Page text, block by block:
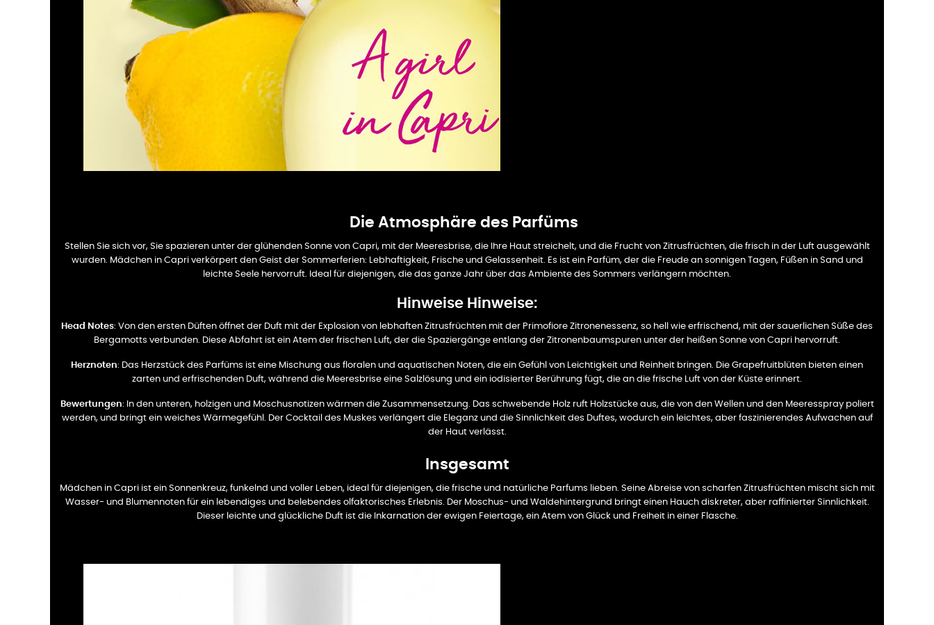
Die Atmosphäre des Parfüms
Stellen Sie sich vor, Sie spazieren unter der glühenden Sonne von Capri, mit der Meeresbrise, die Ihre Haut streichelt, und die Frucht von Zitrusfrüchten, die frisch in der Luft ausgewählt
wurden. Mädchen in Capri verkörpert den Geist der Sommerferien: Lebhaftigkeit, Frische und Gelassenheit. Es ist ein Parfüm, der die Freude an sonnigen Tagen, Füßen in Sand und
leichte Seele hervorruft. Ideal für diejenigen, die das ganze Jahr über das Ambiente des Sommers verlängern möchten.
Hinweise Hinweise:
Head Notes: Von den ersten Düften öffnet der Duft mit der Explosion von lebhaften Zitrusfrüchten mit der Primofiore Zitronenessenz, so hell wie erfrischend, mit der sauerlichen Süße des
Bergamotts verbunden. Diese Abfahrt ist ein Atem der frischen Luft, der die Spaziergänge entlang der Zitronenbaumspuren unter der heißen Sonne von Capri hervorruft.
Herznoten: Das Herzstück des Parfüms ist eine Mischung aus floralen und aquatischen Noten, die ein Gefühl von Leichtigkeit und Reinheit bringen. Die Grapefruitblüten bieten einen
zarten und erfrischenden Duft, während die Meeresbrise eine Salzlösung und ein iodisierter Berührung fügt, die an die frische Luft von der Küste erinnert.
Bewertungen: In den unteren, holzigen und Moschusnotizen wärmen die Zusammensetzung. Das schwebende Holz ruft Holzstücke aus, die von den Wellen und den Meeresspray poliert
werden, und bringt ein weiches Wärmegefühl. Der Cocktail des Muskes verlängert die Eleganz und die Sinnlichkeit des Duftes, wodurch ein leichtes, aber faszinierendes Aufwachen auf
der Haut verlässt.
Insgesamt
Mädchen in Capri ist ein Sonnenkreuz, funkelnd und voller Leben, ideal für diejenigen, die frische und natürliche Parfums lieben. Seine Abreise von scharfen Zitrusfrüchten mischt sich mit
Wasser- und Blumennoten für ein lebendiges und belebendes olfaktorisches Erlebnis. Der Moschus- und Waldehintergrund bringt einen Hauch diskreter, aber raffinierter Sinnlichkeit.
Dieser leichte und glückliche Duft ist die Inkarnation der ewigen Feiertage, ein Atem von Glück und Freiheit in einer Flasche.